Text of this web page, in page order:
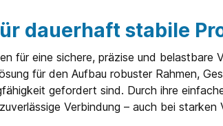
dauerhaft stabile
für eine sichere, präzise und belastbare
für den Aufbau robuster Rahmen,
gefordert sind. Durch ihre
Verbindung – auch bei